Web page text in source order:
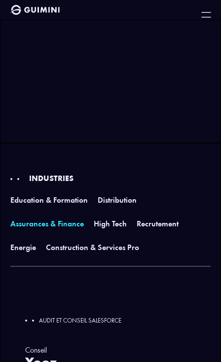
INDUSTRIES
Education & Formation Distribution
Assurances & Finance High Tech Recrutement
Energie Construction & Services Pro
AUDIT ET CONSEIL SALESFORCE
Conseil